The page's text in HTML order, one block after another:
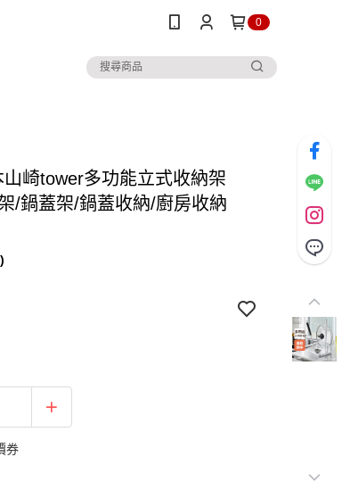
0
崎tower多功能立式收納架
/鍋蓋架/鍋蓋收納/廚房收納
)
券